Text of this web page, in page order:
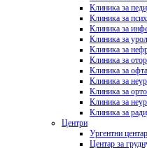
Клиника за
Клиника за
Клиника за
Клиника за
Клиника за
Клиника за
Клиника за
Клиника за
Клиника за
Клиника за
Клиника за
Центри
Ургентни центар
Центар за